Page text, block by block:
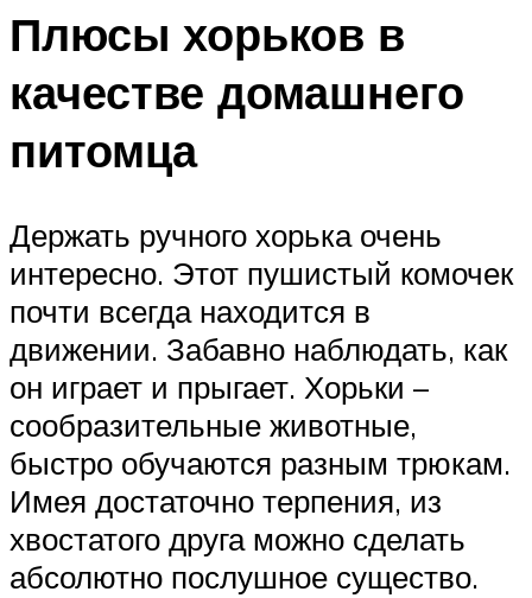
Плюсы хорьков в
качестве домашнего
питомца
Держать ручного хорька очень
интересно. Этот пушистый комочек
почти всегда находится в
движении. Забавно наблюдать, как
он играет и прыгает. Хорьки –
сообразительные животные,
быстро обучаются разным трюкам.
Имея достаточно терпения, из
хвостатого друга можно сделать
абсолютно послушное существо.